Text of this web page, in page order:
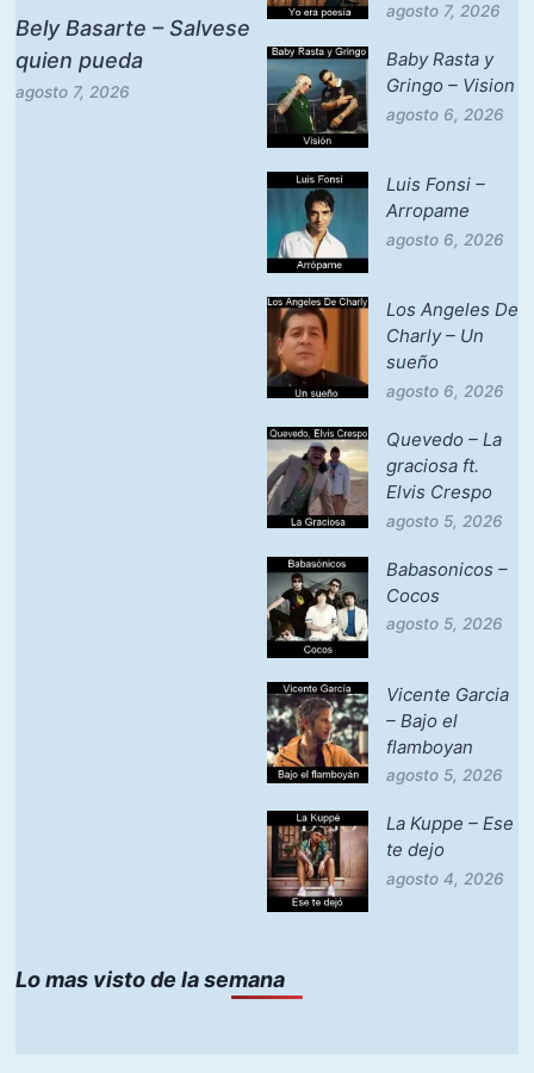
Bely Basarte – Salvese
quien pueda
agosto 7, 2026
agosto 7, 2026
Baby Rasta y
Gringo – Vision
agosto 6, 2026
Luis Fonsi –
Arropame
agosto 6, 2026
Los Angeles De
Charly – Un
sueño
agosto 6, 2026
Quevedo – La
graciosa ft.
Elvis Crespo
agosto 5, 2026
Babasonicos –
Cocos
agosto 5, 2026
Vicente Garcia
– Bajo el
flamboyan
agosto 5, 2026
La Kuppe – Ese
te dejo
agosto 4, 2026
Lo mas visto de la semana